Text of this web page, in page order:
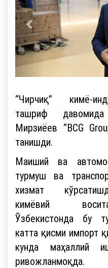
“Чирчиқ” кимё-
ташриф
Мирзиёев “BCG
танишди.
Маиший ва
турмуш ва
хизмат
кимёвий
Ўзбекистонда бу
катта қисми импорт
кунда маҳаллий
ривожланмоқда.